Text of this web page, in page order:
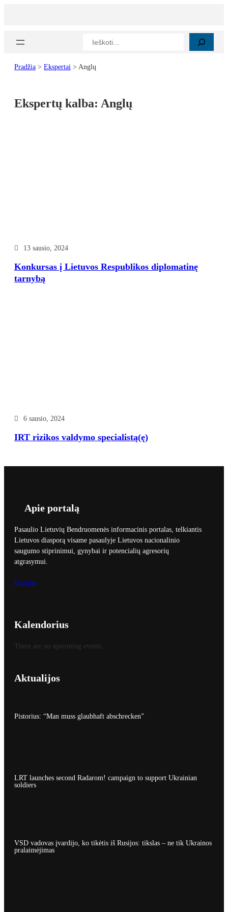
Paieška
Pradžia > Ekspertai > Anglų
Ekspertų kalba: Anglų
13 sausio, 2024
Konkursas į Lietuvos Respublikos diplomatinę
tarnybą
6 sausio, 2024
IRT rizikos valdymo specialistą(ę)
Apie portalą
Pasaulio Lietuvių Bendruomenės informacinis portalas, telkiantis
Lietuvos diasporą visame pasaulyje Lietuvos nacionalinio
saugumo stiprinimui, gynybai ir potencialių agresorių
atgrasymui.
Daugiau
Kalendorius
There are no upcoming events.
Aktualijos
Pistorius: “Man muss glaubhaft abschrecken”
LRT launches second Radarom! campaign to support Ukrainian
soldiers
VSD vadovas įvardijo, ko tikėtis iš Rusijos: tikslas – ne tik Ukrainos
pralaimėjimas